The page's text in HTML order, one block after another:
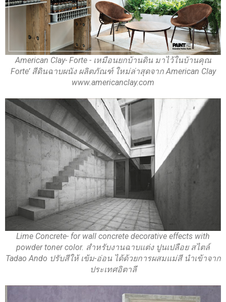
American Clay- Forte - เหมือนยกบ้านดิน มาไว้ในบ้านคุณ
Forte’ สีดินฉาบผนัง ผลิตภัณฑ์ ใหม่ล่าสุดจาก American Clay
www.americanclay.com
Lime Concrete- for wall concrete decorative effects with
powder toner color. สำหรับงานฉาบแต่ง ปูนเปลือย สไตล์
Tadao Ando ปรับสีให้ เข้ม-อ่อน ได้ด้วยการผสมแม่สี นำเข้าจาก
ประเทศอิตาลี